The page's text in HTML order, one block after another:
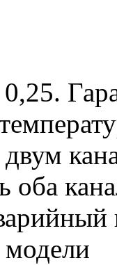
двум
оба
модели